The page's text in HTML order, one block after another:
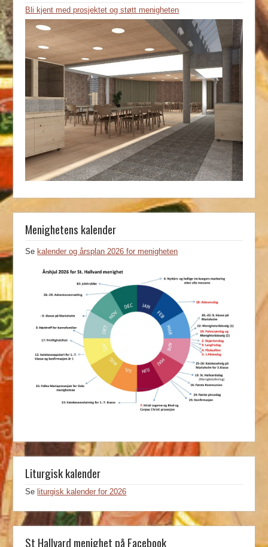
Bli kjent med prosjektet og støtt menigheten
Menighetens kalender
Sekalender og årsplan 2026 for menigheten
Liturgisk kalender
Se liturgisk kalender for 2026
St Hallvard menighet på Facebook